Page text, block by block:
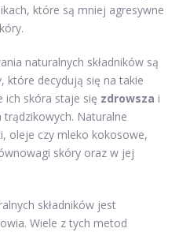
które są mniej agresywne
naturalnych składników są
które decydują się na takie
ich skóra staje się zdrowsza i
Naturalne
oleje czy mleko kokosowe,
skóry oraz w jej
składników jest
Wiele z tych metod